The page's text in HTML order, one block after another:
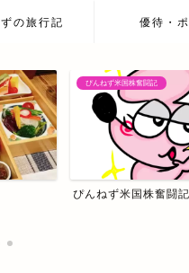
の旅行記 優待・
我が家の主治医は